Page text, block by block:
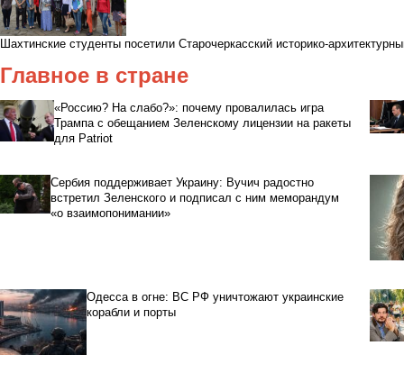
Шахтинские студенты посетили Старочеркасский историко-
Главное в стране
«Россию? На слабо?»: почему провалилась игра
Трампа с обещанием Зеленскому лицензии на ракеты
для Patriot
Сербия поддерживает Украину: Вучич радостно
встретил Зеленского и подписал с ним меморандум
«о взаимопонимании»
Одесса в огне: ВС РФ уничтожают украинские
корабли и порты